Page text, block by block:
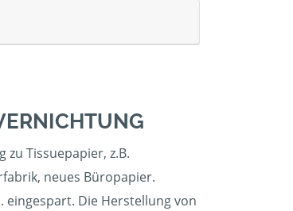
Tissuepapier, z.B.
neues Büropapier.
eingespart. Die Herstellung von